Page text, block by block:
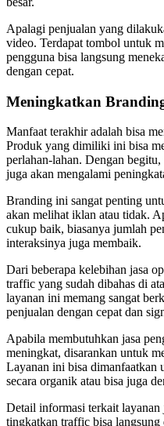
Apalagi penjualan yang
video. Terdapat tombol untuk
pengguna bisa langsung
dengan cepat.
Meningkatkan
Manfaat terakhir adalah bisa
Produk yang dimiliki ini bisa
perlahan-lahan. Dengan
juga akan mengalami
Branding ini sangat penting
akan melihat iklan atau tidak.
cukup baik, biasanya jumlah
interaksinya juga membaik.
Dari beberapa kelebihan jasa
traffic yang sudah dibahas di
layanan ini memang sangat
penjualan dengan cepat dan
Apabila membutuhkan jasa
meningkat, disarankan untuk
Layanan ini bisa
secara organik atau bisa juga
Detail informasi terkait
tingkatkan traffic bisa langsung